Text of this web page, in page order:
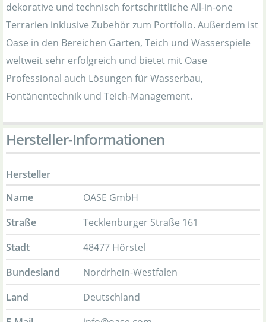
dekorative und technisch fortschrittliche All-in-one
Terrarien inklusive Zubehör zum Portfolio. Außerdem ist
Oase in den Bereichen Garten, Teich und Wasserspiele
weltweit sehr erfolgreich und bietet mit Oase
Professional auch Lösungen für Wasserbau,
Fontänentechnik und Teich-Management.
Hersteller-Informationen
Hersteller
Name
OASE GmbH
Straße
Tecklenburger Straße 161
Stadt
48477 Hörstel
Bundesland
Nordrhein-Westfalen
Land
Deutschland